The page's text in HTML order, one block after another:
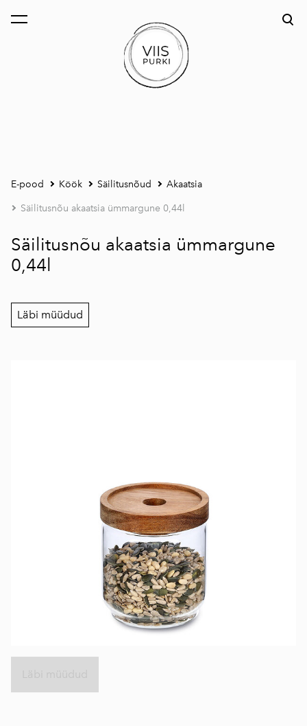
lisati ostukorvi. Vaata ostukorvi
E-pood Köök Säilitusnõud Akaatsia
Säilitusnõu akaatsia ümmargune 0,44l
Säilitusnõu akaatsia ümmargune
0,44l
Läbi müüdud